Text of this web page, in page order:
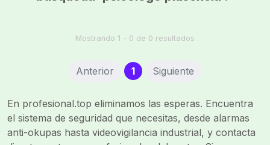
Mostrando 1 - 0 de 0 resultados
Anterior 1(current)
Siguiente
En profesional.top eliminamos las esperas. Encuentra
el sistema de seguridad que necesitas, desde alarmas
anti-okupas hasta videovigilancia industrial, y contacta